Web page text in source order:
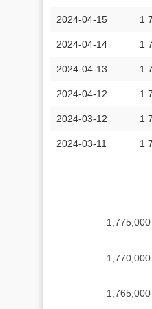
2024-04-15 1
2024-04-14 1
2024-04-13 1
2024-04-12 1
2024-03-12 1
2024-03-11 1
1,765,000
1,770,000
1,775,000